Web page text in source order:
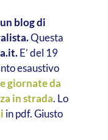
blog di
Questa
E’ del 19
esaustivo
giornate da
in strada. Lo
in pdf. Giusto